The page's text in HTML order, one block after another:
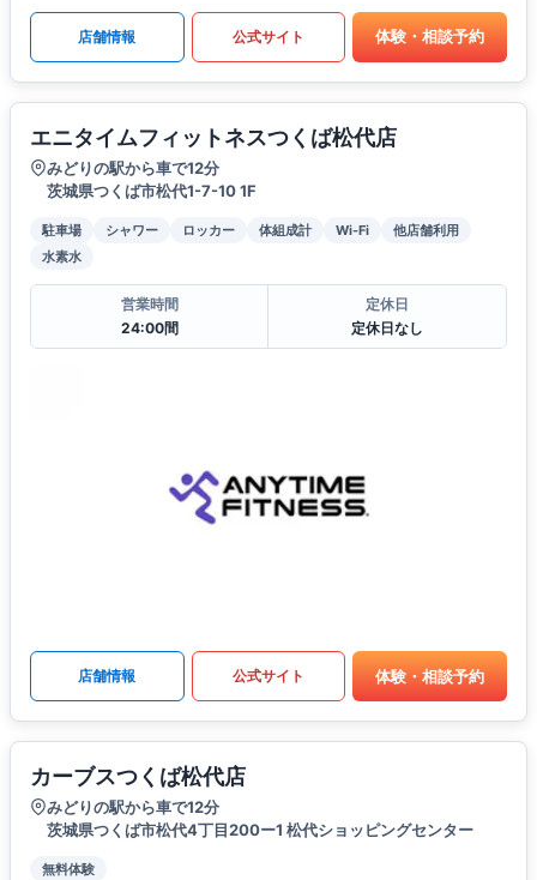
店舗情報 公式サイト 体験・相談予約
エニタイムフィットネスつくば松代店
みどりの駅から車で12分
茨城県つくば市松代1-7-10 1F
駐車場 シャワー ロッカー 体組成計 Wi-Fi
他店舗利用
水素水
営業時間
24:00間
定休日
定休日なし
店舗情報 公式サイト 体験・相談予約
カーブスつくば松代店
みどりの駅から車で12分
茨城県つくば市松代4丁目200ー1 松代ショッピングセンター
無料体験